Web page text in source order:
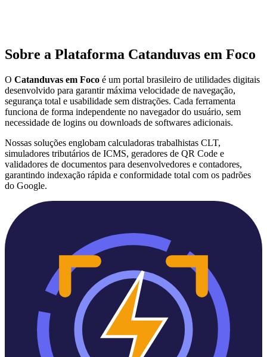
Sobre a Plataforma Catanduvas em Foco
O Catanduvas em Foco é um portal brasileiro de utilidades digitais
desenvolvido para garantir máxima velocidade de navegação,
segurança total e usabilidade sem distrações. Cada ferramenta
funciona de forma independente no navegador do usuário, sem
necessidade de logins ou downloads de softwares adicionais.
Nossas soluções englobam calculadoras trabalhistas CLT,
simuladores tributários de ICMS, geradores de QR Code e
validadores de documentos para desenvolvedores e contadores,
garantindo indexação rápida e conformidade total com os padrões
do Google.